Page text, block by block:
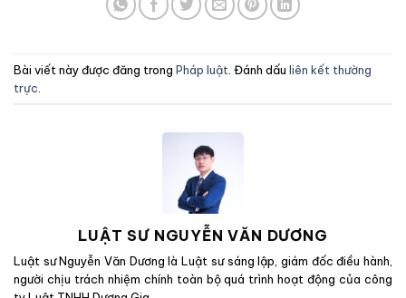
Bài viết này được đăng trong Pháp luật . Đánh dấu liên kết thường
trực
LUẬT SƯ NGUYỄN VĂN DƯƠNG
Luật sư Nguyễn Văn Dương là Luật sư sáng lập, giám đốc điều hành,
người chịu trách nhiệm chính toàn bộ quá trình hoạt động của công